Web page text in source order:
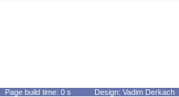
Page build time: 0 s Design: Vadim Derkach